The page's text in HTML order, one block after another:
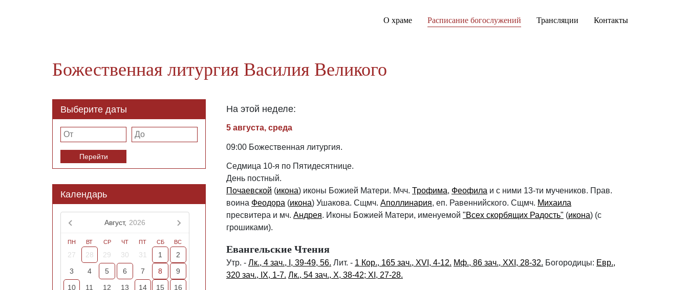
О храме Расписание богослужений Трансляции Контакты
Божественная литургия Василия Великого
Выберите даты
Перейти
Календарь
Август, 2026
ПН ВТ СР ЧТ ПТ СБ ВС
27 28 29 30 31 1
2
3
4 5 6 7 8
9
10
11 12 13 14 15
16
На этой неделе:
5 августа, среда
09:00 Божественная литургия.
Седмица 10-я по Пятидесятнице.
День постный.
Почаевской (икона) иконы Божией Матери. Мчч. Трофима, Феофила и с ними 13-ти мучеников. Прав.
воина Феодора (икона) Ушакова. Сщмч. Аполлинария, еп. Равеннийского. Сщмч. Михаила
пресвитера и мч. Андрея. Иконы Божией Матери, именуемой "Всех скорбящих Радость" (икона) (с
грошиками).
Евангельские Чтения
Утр. - Лк., 4 зач., I, 39-49, 56. Лит. - 1 Кор., 165 зач., XVI, 4-12. Мф., 86 зач., XXI, 28-32. Богородицы: Евр.,
320 зач., IX, 1-7. Лк., 54 зач., X, 38-42; XI, 27-28.